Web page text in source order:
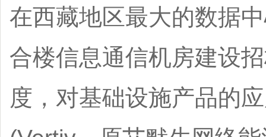
在西藏地区最大的数据
合楼信息通信机房建设
度，对基础设施产品的